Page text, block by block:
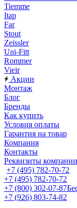
Tiemme
Itap
Far
Stout
Zeissler
Uni-Fitt
Rommer
Vieir
Акции
Монтаж
Блог
Бренды
Как купить
Условия оплаты
Гарантия на товар
Компания
Контакты
Реквизиты компании
+7 (495) 782-70-72
+7 (495) 782-70-72
+7 (800) 302-07-87
+7 (926) 803-74-82